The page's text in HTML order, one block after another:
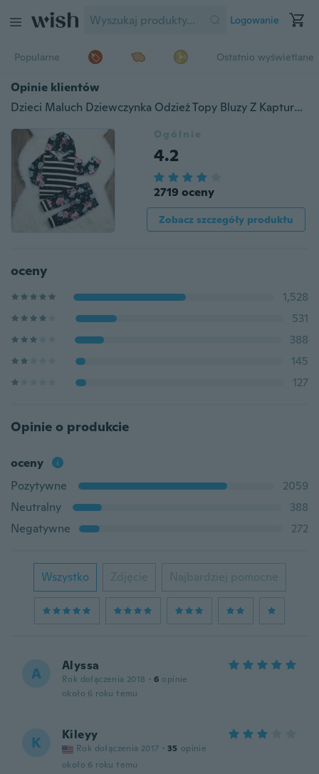
Logowanie
Popularne Ostatnio wyświetlane
Opinie klientów
Dzieci Maluch Dziewczynka Odzież Topy Bluzy Z Kapturem Bluza Z Długim Rękawem Spodnie 2szt Śliczne Dziewczyny Odzież Stroje Zestaw
Ogólnie
4.2
2719 oceny
Zobacz szczegóły produktu
oceny
1,528
531
388
145
127
Opinie o produkcie
oceny
Pozytywne
2059
Neutralny
388
Negatywne
272
Wszystko Zdjęcie Najbardziej pomocne
A Alyssa
Rok dołączenia 2018 · 6 opinie
około 6 roku temu
K Kileyy
Rok dołączenia 2017 · 35 opinie
około 6 roku temu